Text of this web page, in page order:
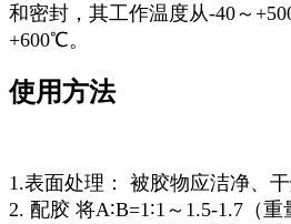
和密封，其工作温度从-40～
+600℃。
使用方法
1.表面处理： 被胶物应洁净、干
2. 配胶 将A∶B=1∶1～1.5-1.7（